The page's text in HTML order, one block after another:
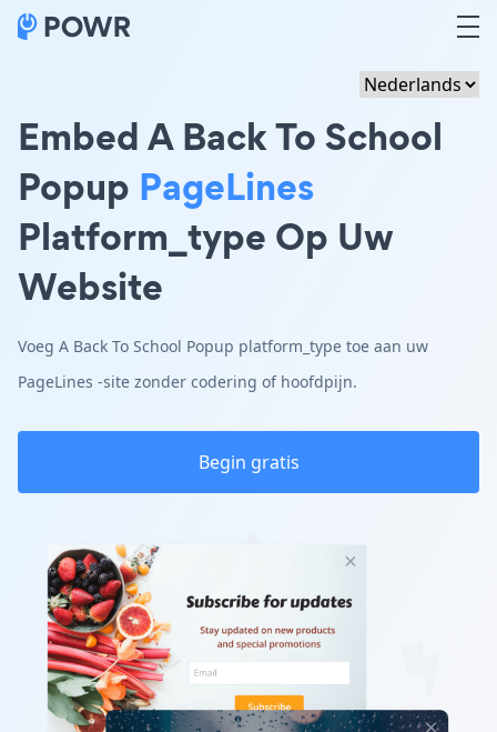
Embed A Back To School
Popup PageLines
Platform_type Op Uw
Website
Voeg A Back To School Popup platform_type toe aan uw
PageLines -site zonder codering of hoofdpijn.
Begin gratis